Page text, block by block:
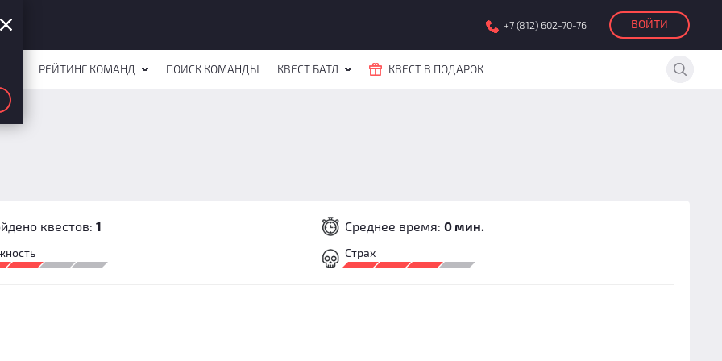
+7 (812) 602-70-76 ВОЙТИ
РЕЙТИНГ КОМАНД ПОИСК КОМАНДЫ КВЕСТ БАТЛ КВЕСТ В ПОДАРОК
квестов:1 Среднее время:0 мин.
Страх